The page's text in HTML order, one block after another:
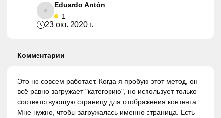
Eduardo Antón
1
23 окт. 2020 г.
Комментарии
Это не совсем работает. Когда я пробую этот метод, он
всё равно загружает "категорию", но использует только
соответствующую страницу для отображения контента.
Мне нужно, чтобы загружалась именно страница. Есть